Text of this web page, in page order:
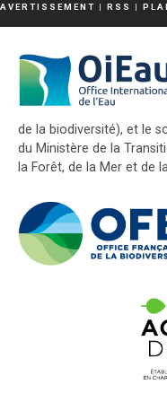
AVERTISSEMENT | RSS |
de la biodiversité), et le
du Ministère de la
la Forêt, de la Mer et de